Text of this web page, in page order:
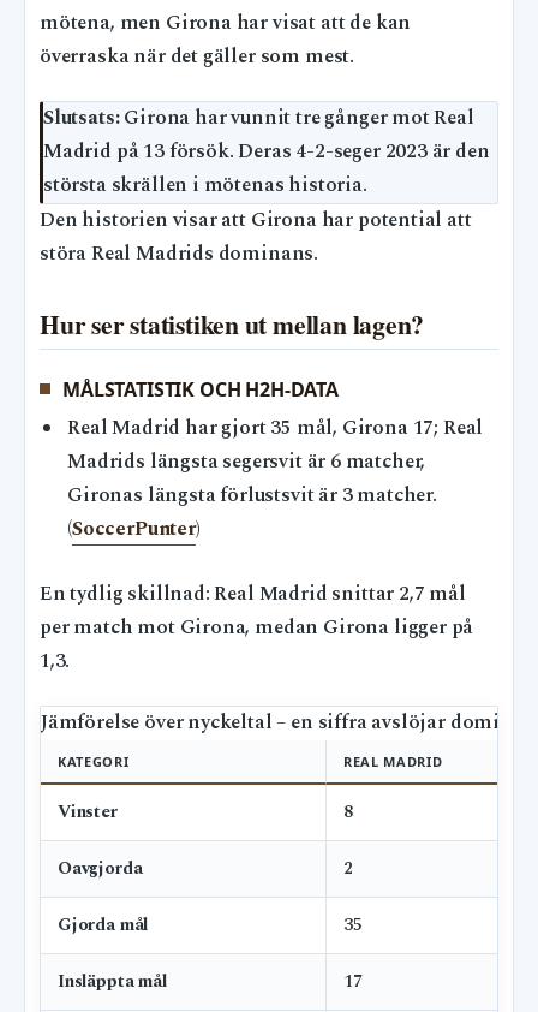
mötena, men Girona har visat att de kan
överraska när det gäller som mest.
Slutsats:Girona har vunnit tre gånger mot Real
Madrid på 13 försök. Deras 4-2-seger 2023 är den
största skrällen i mötenas historia.
Den historien visar att Girona har potential att
störa Real Madrids dominans.
Hur ser statistiken ut mellan lagen?
MÅLSTATISTIK OCH H2H-DATA
Real Madrid har gjort 35 mål, Girona 17; Real
Madrids längsta segersvit är 6 matcher,
Gironas längsta förlustsvit är 3 matcher.
(SoccerPunter)
En tydlig skillnad: Real Madrid snittar 2,7 mål
per match mot Girona, medan Girona ligger på
1,3.
Jämförelse över nyckeltal – en siffra avslöjar
KATEGORI REAL MADRID
Vinster 8
Oavgjorda 2
Gjorda mål 35
Insläppta mål 17